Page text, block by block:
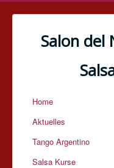
Salon del
Home
Aktuelles
Tango Argentino
Salsa Kurse